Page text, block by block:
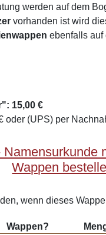
werden auf dem
vorhanden ist wird
ebenfalls auf
15,00 €
oder (UPS) per
Wappen
wenn dieses
Wappen?